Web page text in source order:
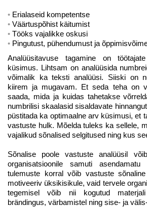
Erialaseid kompetentse
Väärtuspõhist käitumist
Tööks vajalikke oskusi
Pingutust, pühendumust ja
Analüüsitavuse tagamine on
küsimus. Lihtsam on analüüsida
võimalik ka teksti analüüsi. Siiski on
kiirem ja mugavam. Et seda teha on
saada, mida ja kuidas tahetakse
numbrilisi skaalasid sisaldavate
püstitada ka optimaalne arv küsimusi, et
vastuste hulk. Mõelda tuleks ka sellele,
vajalikud sõnalised selgitused ning kus
Sõnalise poole vastuste analüüsil
organisatsioonile samuti asendamatu
tulemuste korral võib vastuste
motiveeriv üksikisikule, vaid tervele
tegemisel võib nii kogutud
brändingus, värbamistel ning sise- ja